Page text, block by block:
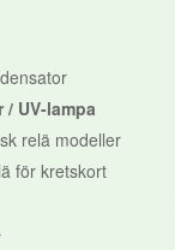
/ UV-lampa
relä modeller
för kretskort